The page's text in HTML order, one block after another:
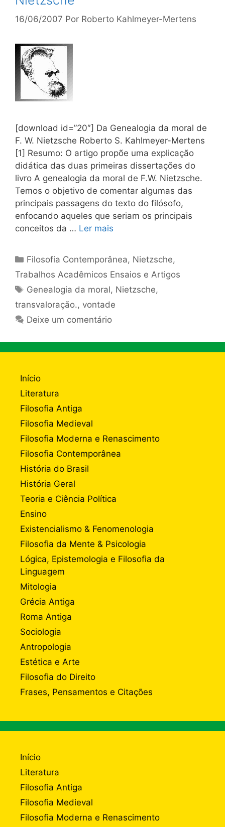
16/06/2007 Por Roberto Kahlmeyer-Mertens
[download id=”20″] Da Genealogia da moral de
F. W. Nietzsche Roberto S. Kahlmeyer-Mertens
[1] Resumo: O artigo propõe uma explicação
didática das duas primeiras dissertações do
livro A genealogia da moral de F.W. Nietzsche.
Temos o objetivo de comentar algumas das
principais passagens do texto do filósofo,
enfocando aqueles que seriam os principais
conceitos da … Ler mais
Categorias
Filosofia Contemporânea, Nietzsche,
Trabalhos Acadêmicos Ensaios e Artigos
Tags
Genealogia da moral, Nietzsche,
transvaloração., vontade
Deixe um comentário
Início
Literatura
Filosofia Antiga
Filosofia Medieval
Filosofia Moderna e Renascimento
Filosofia Contemporânea
História do Brasil
História Geral
Teoria e Ciência Política
Ensino
Existencialismo & Fenomenologia
Filosofia da Mente & Psicologia
Lógica, Epistemologia e Filosofia da
Linguagem
Mitologia
Grécia Antiga
Roma Antiga
Sociologia
Antropologia
Estética e Arte
Filosofia do Direito
Frases, Pensamentos e Citações
Início
Literatura
Filosofia Antiga
Filosofia Medieval
Filosofia Moderna e Renascimento